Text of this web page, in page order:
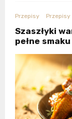
Przepisy
Szaszłyki
pełne smaku